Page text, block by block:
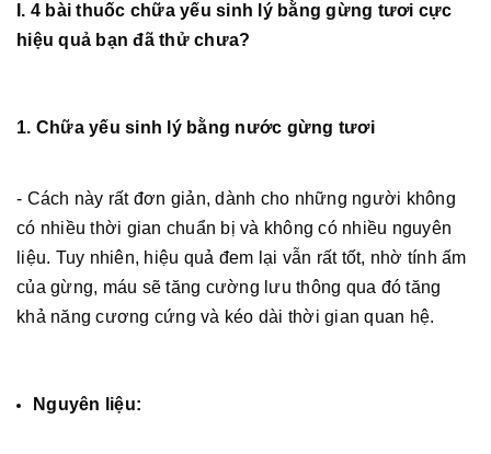
I. 4 bài thuốc chữa yếu sinh lý bằng gừng tươi cực
hiệu quả bạn đã thử chưa?
1. Chữa yếu sinh lý bằng nước gừng tươi
- Cách này rất đơn giản, dành cho những người không
có nhiều thời gian chuẩn bị và không có nhiều nguyên
liệu. Tuy nhiên, hiệu quả đem lại vẫn rất tốt, nhờ tính ấm
của gừng, máu sẽ tăng cường lưu thông qua đó tăng
khả năng cương cứng và kéo dài thời gian quan hệ.
Nguyên liệu: